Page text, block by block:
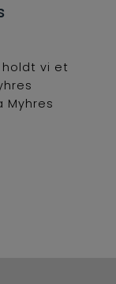
holdt vi et
Myhres